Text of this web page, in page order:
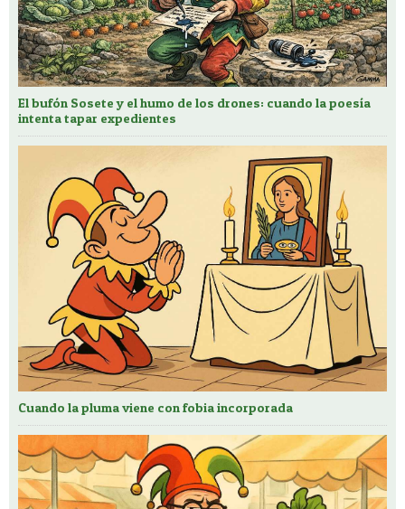
El bufón Sosete y el humo de los drones: cuando la poesía
intenta tapar expedientes
Cuando la pluma viene con fobia incorporada